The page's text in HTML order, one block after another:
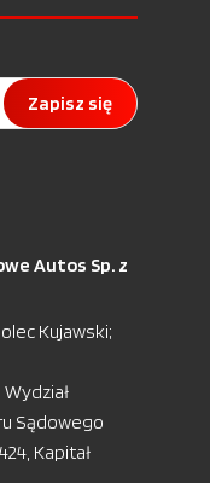
Zapisz się
Autos Sp. z
Kujawski;
Sądowego
Kapitał